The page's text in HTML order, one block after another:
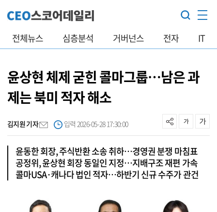
전체뉴스 심층분석 거버넌스 전자 IT
윤상현 체제 굳힌 콜마그룹…남은 과
제는 북미 적자 해소
김지원 기자 입력 2026-05-28 17:30:00
윤동한 회장, 주식반환 소송 취하…경영권 분쟁 마침표
공정위, 윤상현 회장 동일인 지정…지배구조 재편 가속
콜마USA·캐나다 법인 적자…하반기 신규 수주가 관건